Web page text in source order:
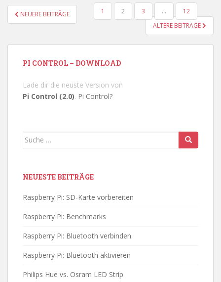
SEITENNUMMERIERUNG
DER
NEUERE BEITRÄGE 1 2 3 …
12
ÄLTERE BEITRÄGE
PI CONTROL – DOWNLOAD
Lade dir die neuste Version von
Pi Control (2.0). Pi Control?
Suche
NEUESTE BEITRÄGE
Raspberry Pi: SD-Karte vorbereiten
Raspberry Pi: Benchmarks
Raspberry Pi: Bluetooth verbinden
Raspberry Pi: Bluetooth aktivieren
Philips Hue vs. Osram LED Strip